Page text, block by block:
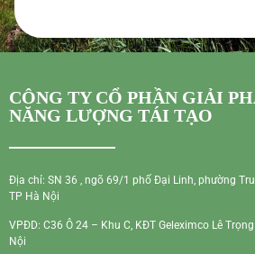
CÔNG TY CỔ PHẦN GIẢI
NĂNG LƯỢNG TÁI TẠO
Địa chỉ: SN 36 , ngõ 69/1 phố Đại Linh, phường
TP Hà Nội
VPĐD: C36 Ô 24 – Khu C, KĐT Geleximco Lê
Nội